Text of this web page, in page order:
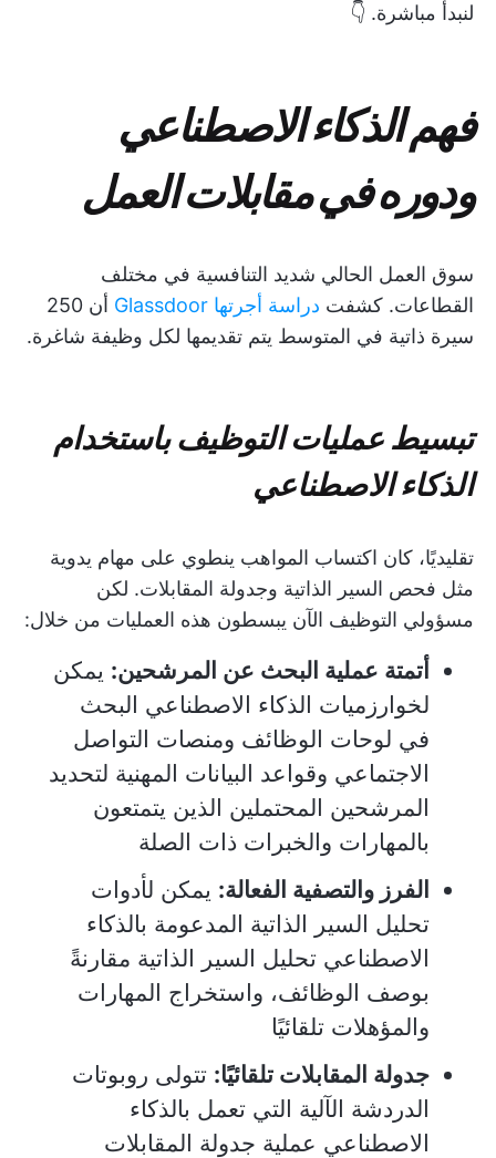
لنبدأ مباشرة. 👇
فهم الذكاء الاصطناعي
ودوره في مقابلات العمل
سوق العمل الحالي شديد التنافسية في مختلف
القطاعات. كشفت دراسة أجرتها Glassdoor
أن 250
سيرة ذاتية في المتوسط يتم تقديمها لكل وظيفة شاغرة.
تبسيط عمليات التوظيف باستخدام
الذكاء الاصطناعي
تقليديًا، كان اكتساب المواهب ينطوي على مهام يدوية
مثل فحص السير الذاتية وجدولة المقابلات. لكن
مسؤولي التوظيف الآن يبسطون هذه العمليات من خلال:
أتمتة عملية البحث عن المرشحين: يمكن
لخوارزميات الذكاء الاصطناعي البحث
في لوحات الوظائف ومنصات التواصل
الاجتماعي وقواعد البيانات المهنية لتحديد
المرشحين المحتملين الذين يتمتعون
بالمهارات والخبرات ذات الصلة
الفرز والتصفية الفعالة: يمكن لأدوات
تحليل السير الذاتية المدعومة بالذكاء
الاصطناعي تحليل السير الذاتية مقارنةً
بوصف الوظائف، واستخراج المهارات
والمؤهلات تلقائيًا
جدولة المقابلات تلقائيًا: تتولى روبوتات
الدردشة الآلية التي تعمل بالذكاء
الاصطناعي عملية جدولة المقابلات